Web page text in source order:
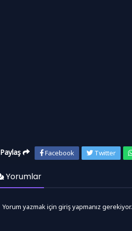
Paylaş Facebook Twitter
Yorumlar
Yorum yazmak için giriş yapmanız gerekiyor.